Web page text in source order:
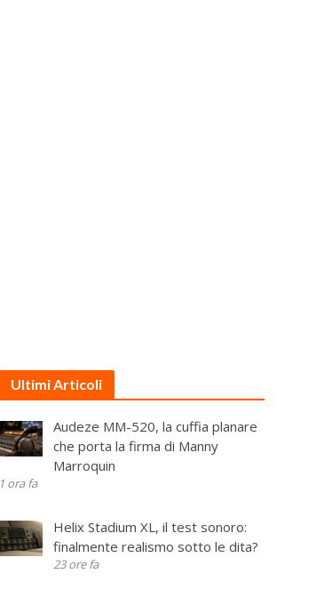
Ultimi Articoli
Audeze MM-520, la cuffia planare
che porta la firma di Manny
Marroquin
1 ora fa
Helix Stadium XL, il test sonoro:
finalmente realismo sotto le dita?
23 ore fa